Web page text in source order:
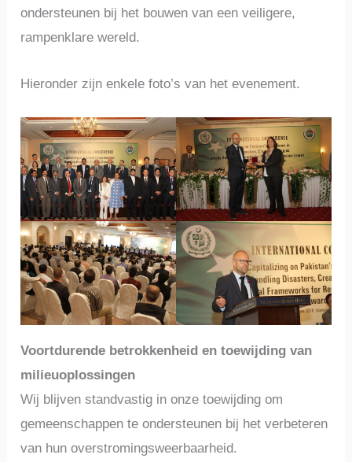
ondersteunen bij het bouwen van een veiligere,
rampenklare wereld.
Hieronder zijn enkele foto’s van het evenement.
Voortdurende betrokkenheid en toewijding van
milieuoplossingen
Wij blijven standvastig in onze toewijding om
gemeenschappen te ondersteunen bij het verbeteren
van hun overstromingsweerbaarheid.